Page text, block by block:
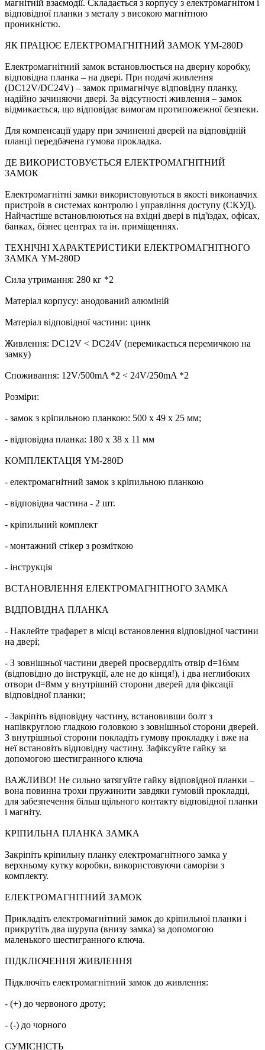
магнітній взаємодії. Складається з корпусу з електромагнітом і
відповідної планки з металу з високою магнітною
проникністю.
ЯК ПРАЦЮЄ ЕЛЕКТРОМАГНІТНИЙ ЗАМОК YM-280D
Електромагнітний замок встановлюється на дверну коробку,
відповідна планка – на двері. При подачі живлення
(DC12V/DC24V) – замок примагнічує відповідну планку,
надійно зачиняючи двері. За відсутності живлення – замок
відмикається, що відповідає вимогам протипожежної безпеки.
Для компенсації удару при зачиненні дверей на відповідній
планці передбачена гумова прокладка.
ДЕ ВИКОРИСТОВУЄТЬСЯ ЕЛЕКТРОМАГНІТНИЙ
ЗАМОК
Електромагнітні замки використовуються в якості виконавчих
пристроїв в системах контролю і управління доступу (СКУД).
Найчастіше встановлюються на вхідні двері в під'їздах, офісах,
банках, бізнес центрах та ін. приміщеннях.
ТЕХНІЧНІ ХАРАКТЕРИСТИКИ ЕЛЕКТРОМАГНІТНОГО
ЗАМКА YM-280D
Сила утримання: 280 кг *2
Матеріал корпусу: анодований алюміній
Матеріал відповідної частини: цинк
Живлення: DC12V < DC24V (перемикається перемичкою на
замку)
Споживання: 12V/500mA *2 < 24V/250mA *2
Розміри:
- замок з кріпильною планкою: 500 х 49 х 25 мм;
- відповідна планка: 180 х 38 х 11 мм
КОМПЛЕКТАЦІЯ YM-280D
- електромагнітний замок з кріпильною планкою
- відповідна частина - 2 шт.
- кріпильний комплект
- монтажний стікер з розміткою
- інструкція
ВСТАНОВЛЕННЯ ЕЛЕКТРОМАГНІТНОГО ЗАМКА
ВІДПОВІДНА ПЛАНКА
- Наклейте трафарет в місці встановлення відповідної частини
на двері;
- З зовнішньої частини дверей просвердліть отвір d=16мм
(відповідно до інструкції, але не до кінця!), і два неглибоких
отвори d=8мм у внутрішній сторони дверей для фіксації
відповідної планки;
- Закріпіть відповідну частину, встановивши болт з
напівкруглою гладкою головкою з зовнішньої сторони дверей.
З внутрішньої сторони покладіть гумову прокладку і вже на
неї встановіть відповідну частину. Зафіксуйте гайку за
допомогою шестигранного ключа
ВАЖЛИВО! Не сильно затягуйте гайку відповідної планки –
вона повинна трохи пружинити завдяки гумовій прокладці,
для забезпечення більш щільного контакту відповідної планки
і магніту.
КРІПИЛЬНА ПЛАНКА ЗАМКА
Закріпіть кріпильну планку електромагнітного замка у
верхньому кутку коробки, використовуючи саморізи з
комплекту.
ЕЛЕКТРОМАГНІТНИЙ ЗАМОК
Прикладіть електромагнітний замок до кріпильної планки і
прикрутіть два шурупа (внизу замка) за допомогою
маленького шестигранного ключа.
ПІДКЛЮЧЕННЯ ЖИВЛЕННЯ
Підключіть електромагнітний замок до живлення:
- (+) до червоного дроту;
- (-) до чорного
СУМІСНІСТЬ